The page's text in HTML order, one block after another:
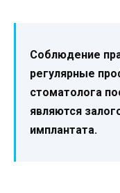
Соблюдение
регулярные
стоматолога
являются
имплантата.